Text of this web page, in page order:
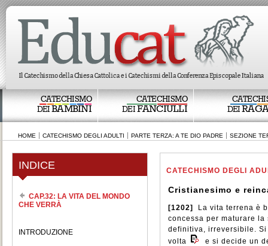
CATECHISMO
DEIBAMBINI
CATECHISMO
DEIFANCIULLI
DEI
HOME CATECHISMO DEGLI ADULTI PARTE TERZA: A TE DIO PADRE SEZIONE
INDICE
CAP.32: LA VITA DEL MONDO
CHE VERRÀ
INTRODUZIONE
CATECHISMO DEGLI
Cristianesimo e
[1202]
La vita terrena è
concessa per maturare
definitiva, irreversibile.
volta
e si decide un